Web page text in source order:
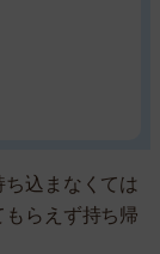
込まなくては
らえず持ち帰